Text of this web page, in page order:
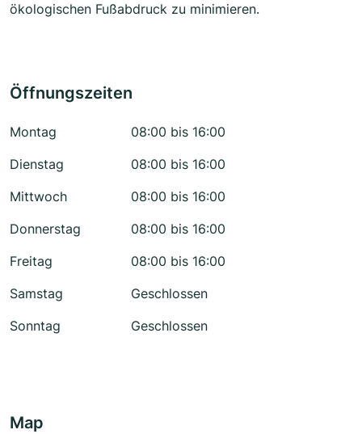
ökologischen Fußabdruck zu minimieren.
Öffnungszeiten
Montag
08:00 bis 16:00
Dienstag
08:00 bis 16:00
Mittwoch
08:00 bis 16:00
Donnerstag
08:00 bis 16:00
Freitag
08:00 bis 16:00
Samstag
Geschlossen
Sonntag
Geschlossen
Map